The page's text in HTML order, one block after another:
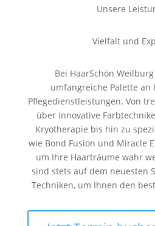
Unsere
Vielfalt und
Bei HaarSchön
umfangreiche Palette an
Pflegedienstleistungen. Von
über innovative
Kryotherapie bis hin zu
wie Bond Fusion und Miracle
um Ihre Haarträume wahr
sind stets auf dem neuesten
Techniken, um Ihnen den